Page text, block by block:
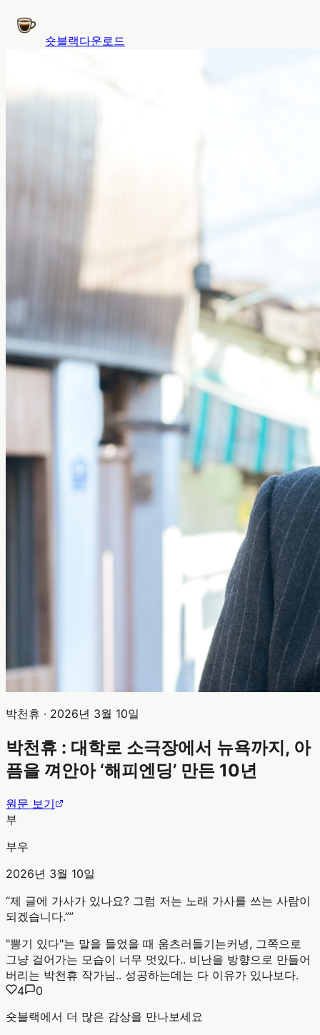
숏블랙다운로드
박천휴 · 2026년 3월 10일
박천휴 : 대학로 소극장에서 뉴욕까지, 아
픔을 껴안아 ‘해피엔딩’ 만든 10년
원문 보기
부
부우
2026년 3월 10일
“제 글에 가사가 있나요? 그럼 저는 노래 가사를 쓰는 사람이
되겠습니다.””
"뽕기 있다"는 말을 들었을 때 움츠러들기는커녕, 그쪽으로
그냥 걸어가는 모습이 너무 멋있다.. 비난을 방향으로 만들어
버리는 박천휴 작가님.. 성공하는데는 다 이유가 있나보다.
4
0
숏블랙에서 더 많은 감상을 만나보세요